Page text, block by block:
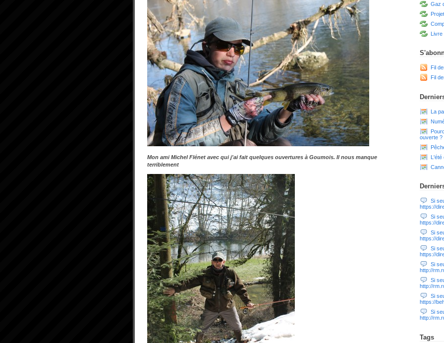
Mon ami Michel Flénet avec qui j'ai fait quelques ouvertures à Goumois. Il nous manque
terriblement
Gaz
Livre
Fil
Fil
La
ouverte ?
L'été
Si
https://
Si
https://
Si
https://
Si
https://
Si
http://
Si
http://
Si
https://
Si
http://
Tags